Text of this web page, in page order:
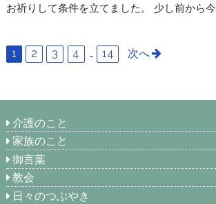
お祈りして条件を立てました。 少し前から今
1 2 3 4 … 14 次へ
介護のこと
家族のこと
御言葉
教会
日々のつぶやき